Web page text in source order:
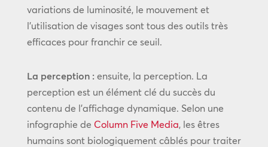
variations de luminosité, le mouvement et
l’utilisation de visages sont tous des outils très
efficaces pour franchir ce seuil.
La perception : ensuite, la perception. La
perception est un élément clé du succès du
contenu de l’affichage dynamique. Selon une
infographie de Column Five Media, les êtres
humains sont biologiquement câblés pour traiter